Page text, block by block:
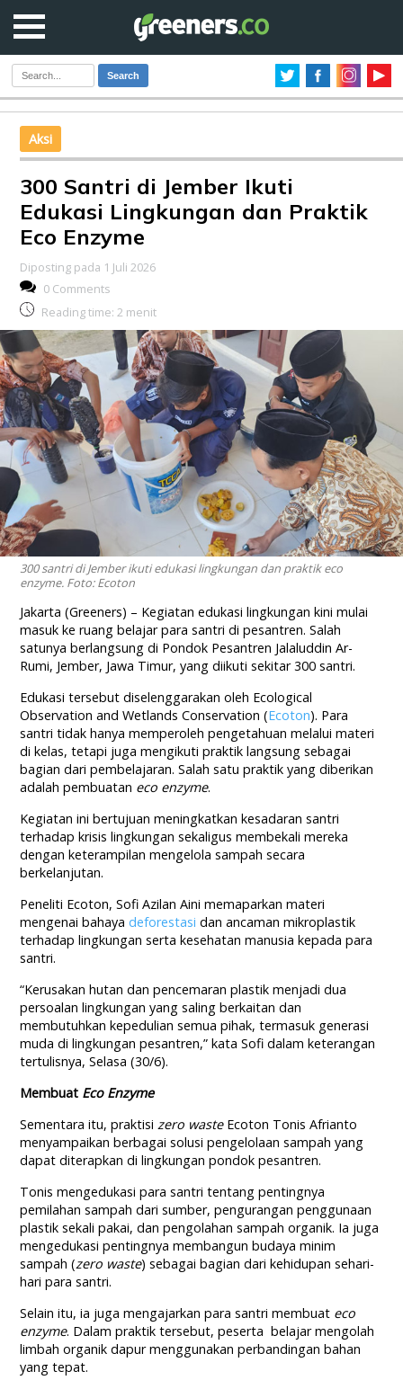
Search
Aksi
300 Santri di Jember Ikuti
Edukasi Lingkungan dan Praktik
Eco Enzyme
Diposting pada 1 Juli 2026
0 Comments
Reading time: 2 menit
300 santri di Jember ikuti edukasi lingkungan dan praktik eco
enzyme. Foto: Ecoton
Jakarta (Greeners) – Kegiatan edukasi lingkungan kini mulai
masuk ke ruang belajar para santri di pesantren. Salah
satunya berlangsung di Pondok Pesantren Jalaluddin Ar-
Rumi, Jember, Jawa Timur, yang diikuti sekitar 300 santri.
Edukasi tersebut diselenggarakan oleh Ecological
Observation and Wetlands Conservation (Ecoton). Para
santri tidak hanya memperoleh pengetahuan melalui materi
di kelas, tetapi juga mengikuti praktik langsung sebagai
bagian dari pembelajaran. Salah satu praktik yang diberikan
adalah pembuatan eco enzyme.
Kegiatan ini bertujuan meningkatkan kesadaran santri
terhadap krisis lingkungan sekaligus membekali mereka
dengan keterampilan mengelola sampah secara
berkelanjutan.
Peneliti Ecoton, Sofi Azilan Aini memaparkan materi
mengenai bahayadeforestasi dan ancaman mikroplastik
terhadap lingkungan serta kesehatan manusia kepada para
santri.
“Kerusakan hutan dan pencemaran plastik menjadi dua
persoalan lingkungan yang saling berkaitan dan
membutuhkan kepedulian semua pihak, termasuk generasi
muda di lingkungan pesantren,” kata Sofi dalam keterangan
tertulisnya, Selasa (30/6).
Membuat Eco Enzyme
Sementara itu, praktisizero wasteEcoton Tonis Afrianto
menyampaikan berbagai solusi pengelolaan sampah yang
dapat diterapkan di lingkungan pondok pesantren.
Tonis mengedukasi para santri tentang pentingnya
pemilahan sampah dari sumber, pengurangan penggunaan
plastik sekali pakai, dan pengolahan sampah organik. Ia juga
mengedukasi pentingnya membangun budaya minim
sampah (zero waste) sebagai bagian dari kehidupan sehari-
hari para santri.
Selain itu, ia juga mengajarkan para santri membuat eco
enzyme. Dalam praktik tersebut, peserta belajar mengolah
limbah organik dapur menggunakan perbandingan bahan
yang tepat.